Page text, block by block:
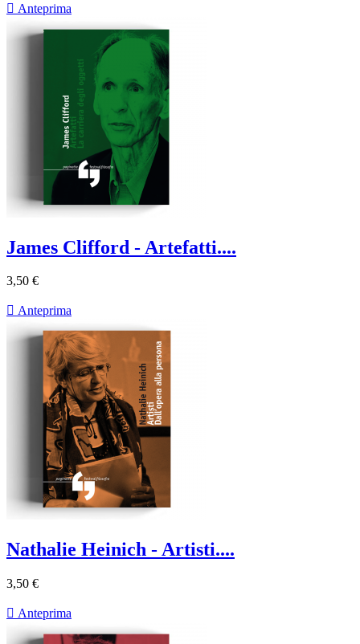
 Anteprima
James Clifford - Artefatti....
3,50 €
 Anteprima
Nathalie Heinich - Artisti....
3,50 €
 Anteprima